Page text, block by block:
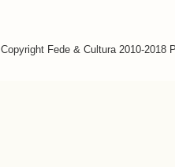
Copyright Fede & Cultura 2010-2018